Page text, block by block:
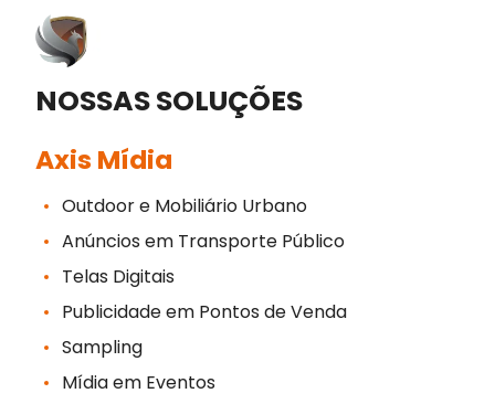
NOSSAS SOLUÇÕES
Axis Mídia
Outdoor e Mobiliário Urbano
Anúncios em Transporte Público
Telas Digitais
Publicidade em Pontos de Venda
Sampling
Mídia em Eventos